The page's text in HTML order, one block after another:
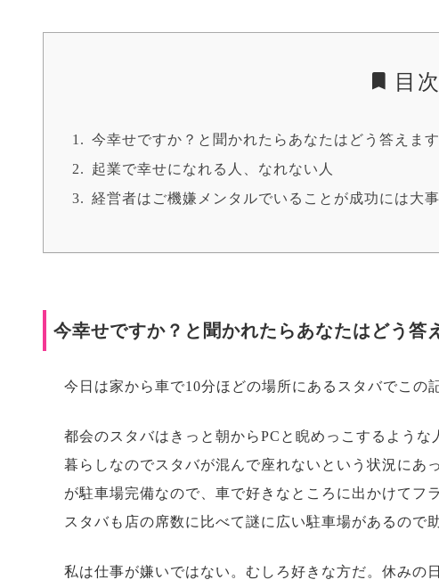
目次
今幸せですか？と聞かれたらあなたはどう答えます
起業で幸せになれる人、なれない人
経営者はご機嫌メンタルでいることが成功には大事
今幸せですか？と聞かれたらあなたはどう答
今日は家から車で10分ほどの場所にあるスタバでこの
都会のスタバはきっと朝からPCと睨めっこするよう
暮らしなのでスタバが混んで座れないという状況にあ
が駐車場完備なので、車で好きなところに出かけてフ
スタバも店の席数に比べて謎に広い駐車場があるので
私は仕事が嫌いではない。むしろ好きな方だ。休みの